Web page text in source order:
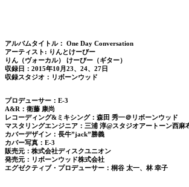
アルバムタイトル： One Day Conversation
アーティスト: りんとけーびー
りん（ヴォーカル） けーびー（ギター）
収録日：2015年10月23、24、27日
収録スタジオ：リボーンウッド
プロデューサー：E-3
A&R：衛藤 康尚
レコーディング&ミキシング：森田 秀一＠リボーンウッド
マスタリングエンジニア：三浦 淳@スタジオアートーン西麻
カバーデザイン：長牛”jack”勝義
カバー写真：E-3
販売元：株式会社ディスクユニオン
発売元：リボーンウッド株式会社
エグゼクティブ・プロデューサー：桐谷 太一、林 幸子